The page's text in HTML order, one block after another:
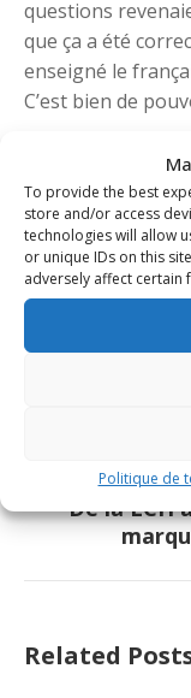
To provide the best
store and/or access
technologies will allow
or unique IDs on this
adversely affect certain
Politique de
questions
que ça a été
enseigné le
C’est bien de
on
Post
Match de la
De la LCH
Related